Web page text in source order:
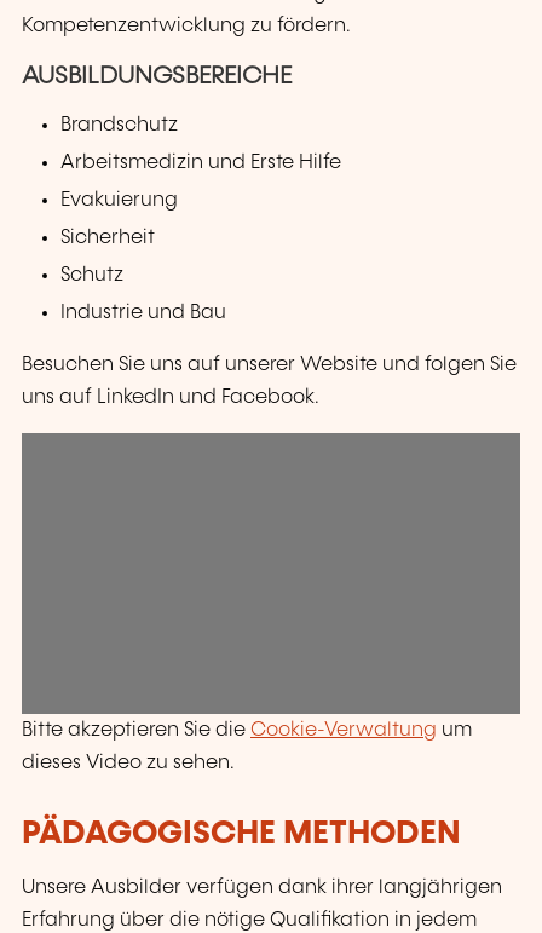
Kompetenzentwicklung zu fördern.
AUSBILDUNGSBEREICHE
Brandschutz
Arbeitsmedizin und Erste Hilfe
Evakuierung
Sicherheit
Schutz
Industrie und Bau
Besuchen Sie uns auf unserer Website und folgen Sie
uns auf LinkedIn und Facebook.
Bitte akzeptieren Sie die Cookie-Verwaltung um
dieses Video zu sehen.
PÄDAGOGISCHE METHODEN
Unsere Ausbilder verfügen dank ihrer langjährigen
Erfahrung über die nötige Qualifikation in jedem